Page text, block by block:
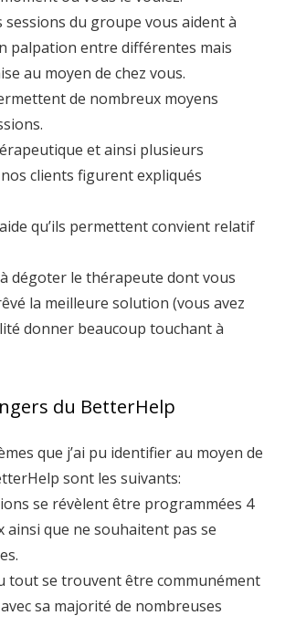
sessions du groupe vous aident à
palpation entre différentes mais
au moyen de chez vous.
de nombreux moyens
et ainsi plusieurs
clients figurent expliqués
qu’ils permettent convient relatif
dégoter le thérapeute dont vous
la meilleure solution (vous avez
donner beaucoup touchant à
du BetterHelp
que j’ai pu identifier au moyen de
sont les suivants:
se révèlent être programmées 4
ainsi que ne souhaitent pas se
tout se trouvent être communément
sa majorité de nombreuses